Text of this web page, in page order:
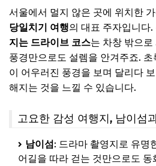
서울에서 멀지 않은 곳에 위치한
당일치기 여행의 대표 주자입니다.
지는 드라이브 코스는 차창 밖으
풍경만으로도 설렘을 안겨주죠.
이 어우러진 풍경을 보며 달리다
해지는 것을 느낄 수 있습니다.
고요한 감성 여행지, 남이섬
남이섬: 드라마 촬영지로 유명
어길을 따라 걷는 것만으로도